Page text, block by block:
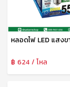
฿ 624 / โหล